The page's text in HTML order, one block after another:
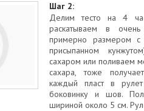
Шаг 2:
Делим тесто на 4
раскатываем в
примерно размером с
присыпанном
сахаром или поливаем
сахара, тоже
каждый пласт в
боковинку и шов.
шириной около 5 см.